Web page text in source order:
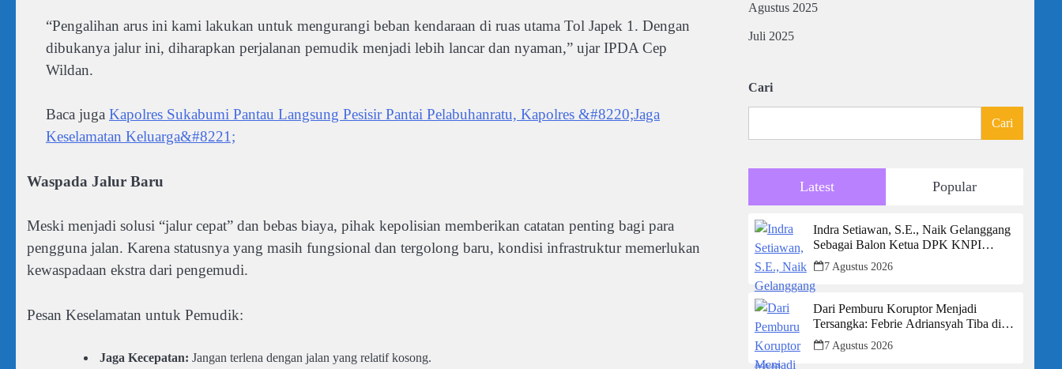
“Pengalihan arus ini kami lakukan untuk mengurangi beban kendaraan di ruas utama Tol Japek 1. Dengan
dibukanya jalur ini, diharapkan perjalanan pemudik menjadi lebih lancar dan nyaman,” ujar IPDA Cep
Wildan.
Baca juga Kapolres Sukabumi Pantau Langsung Pesisir Pantai Pelabuhanratu, Kapolres &#8220;Jaga
Keselamatan Keluarga&#8221;
Waspada Jalur Baru
Meski menjadi solusi “jalur cepat” dan bebas biaya, pihak kepolisian memberikan catatan penting bagi para
pengguna jalan. Karena statusnya yang masih fungsional dan tergolong baru, kondisi infrastruktur memerlukan
kewaspadaan ekstra dari pengemudi.
Pesan Keselamatan untuk Pemudik:
Jaga Kecepatan: Jangan terlena dengan jalan yang relatif kosong.
Agustus 2025
Juli 2025
Cari
Cari
Latest Popular
Indra Setiawan, S.E., Naik Gelanggang
Sebagai Balon Ketua DPK KNPI
Kecamatan Ciambar
7 Agustus 2026
Dari Pemburu Koruptor Menjadi
Tersangka: Febrie Adriansyah Tiba di
Kejagung Berborgol, Bawa Map Biru
dan Senyum Penuh Teka-teki
7 Agustus 2026